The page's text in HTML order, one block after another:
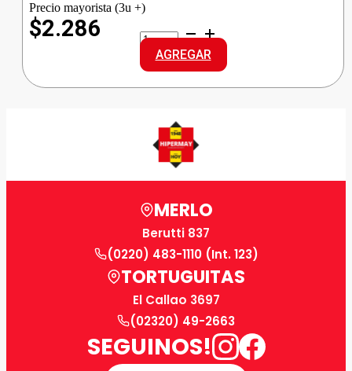
Precio mayorista (3u +)
$2.286
317
KIT
COLORACION
N*0.11
cantidad
AGREGAR
MERLO
Berutti 837
(0220) 483-1110 (Int. 123)
TORTUGUITAS
El Callao 3697
(02320) 49-2663
SEGUINOS!